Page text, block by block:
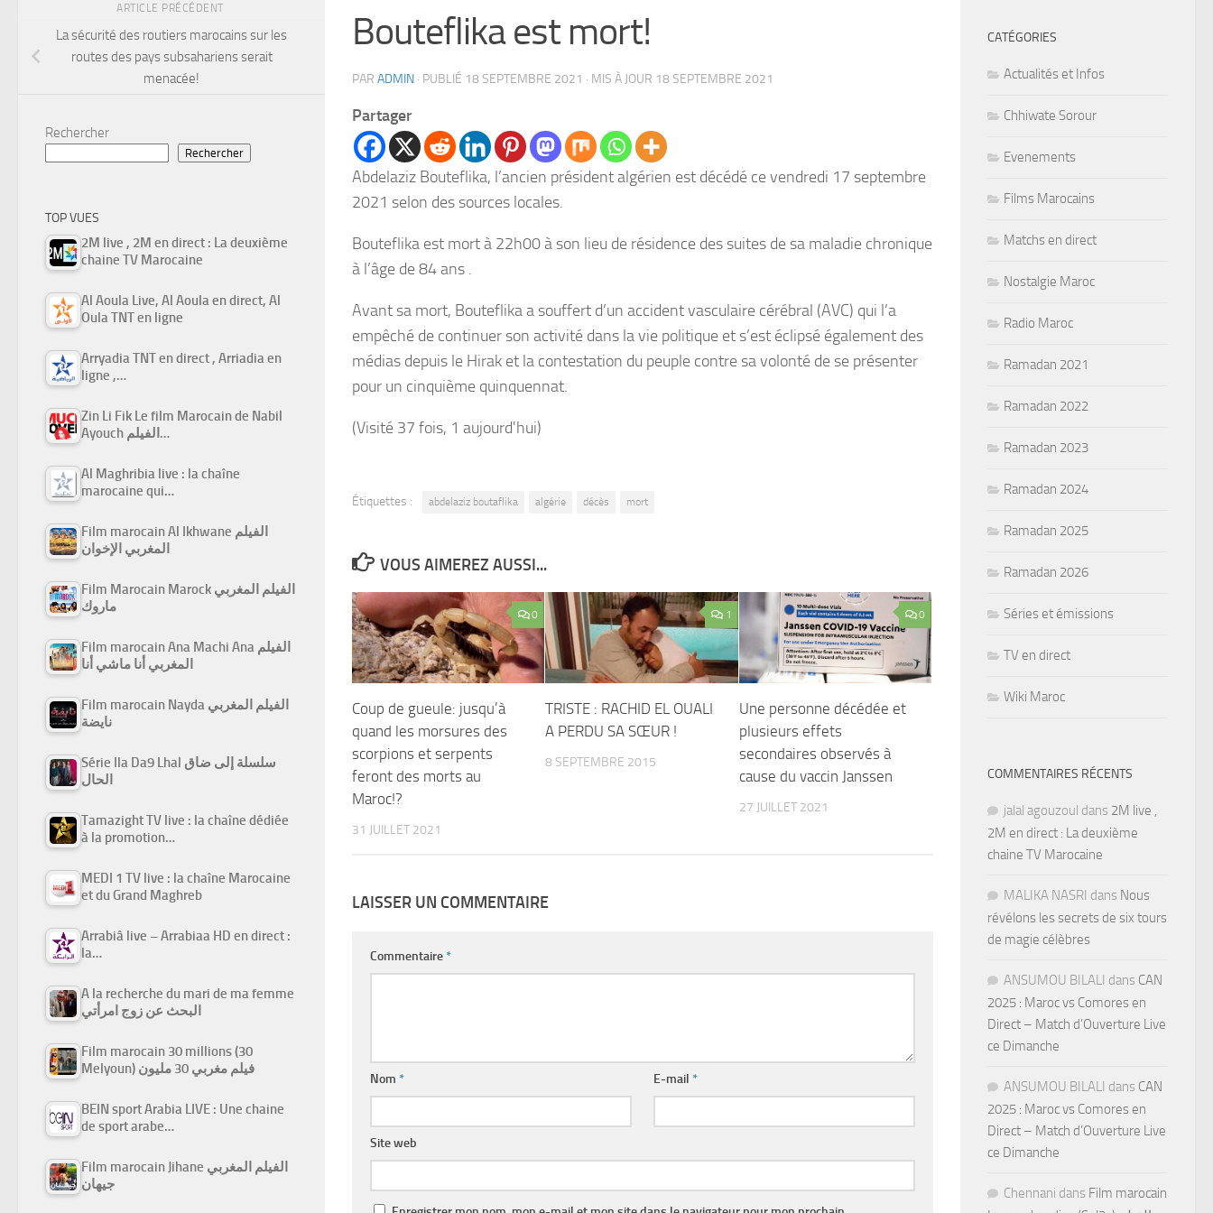
Bouteflika est mort!
PAR ADMIN · PUBLIÉ 18 SEPTEMBRE 2021 · MIS À JOUR 18 SEPTEMBRE 2021
Partager
Abdelaziz Bouteflika, l’ancien président algérien est décédé ce vendredi 17 septembre
2021 selon des sources locales.
Bouteflika est mort à 22h00 à son lieu de résidence des suites de sa maladie chronique
à l’âge de 84 ans .
Avant sa mort, Bouteflika a souffert d’un accident vasculaire cérébral (AVC) qui l’a
empêché de continuer son activité dans la vie politique et s’est éclipsé également des
médias depuis le Hirak et la contestation du peuple contre sa volonté de se présenter
pour un cinquième quinquennat.
(Visité 37 fois, 1 aujourd'hui)
Étiquettes : abdelaziz boutaflika algérie décès mort
VOUS AIMEREZ AUSSI...
0
Coup de gueule: jusqu’à
quand les morsures des
scorpions et serpents
feront des morts au
Maroc!?
31 JUILLET 2021
1
TRISTE : RACHID EL OUALI
A PERDU SA SŒUR !
8 SEPTEMBRE 2015
0
Une personne décédée et
plusieurs effets
secondaires observés à
cause du vaccin Janssen
27 JUILLET 2021
LAISSER UN COMMENTAIRE
Commentaire*
Nom * E-mail*
Site web
ARTICLE PRÉCÉDENT
La sécurité des routiers marocains sur les
routes des pays subsahariens serait
menacée!
Rechercher
Rechercher
TOP VUES
2M live , 2M en direct : La deuxième
chaine TV Marocaine
Al Aoula Live, Al Aoula en direct, Al
Oula TNT en ligne
Arryadia TNT en direct , Arriadia en
ligne ,…
Zin Li Fik Le film Marocain de Nabil
Ayouch الفيلم…
Al Maghribia live : la chaîne
marocaine qui…
Film marocain Al Ikhwane الفيلم
المغربي الإخوان
Film Marocain Marock الفيلم المغربي
ماروك
Film marocain Ana Machi Ana الفيلم
المغربي أنا ماشي أنا
Film marocain Nayda الفيلم المغربي
نايضة
Série Ila Da9 Lhal سلسلة إلى ضاق
الحال
Tamazight TV live : la chaîne dédiée
à la promotion…
MEDI 1 TV live : la chaîne Marocaine
et du Grand Maghreb
Arrabiâ live – Arrabiaa HD en direct :
la…
A la recherche du mari de ma femme
البحث عن زوج امرأتي
Film marocain 30 millions (30
Melyoun) فيلم مغربي 30 مليون
BEIN sport Arabia LIVE : Une chaine
de sport arabe…
Film marocain Jihane الفيلم المغربي
جيهان
CATÉGORIES
Actualités et Infos
Chhiwate Sorour
Evenements
Films Marocains
Matchs en direct
Nostalgie Maroc
Radio Maroc
Ramadan 2021
Ramadan 2022
Ramadan 2023
Ramadan 2024
Ramadan 2025
Ramadan 2026
Séries et émissions
TV en direct
Wiki Maroc
COMMENTAIRES RÉCENTS
jalal agouzoul dans 2M live ,
2M en direct : La deuxième
chaine TV Marocaine
MALIKA NASRI dans Nous
révélons les secrets de six tours
de magie célèbres
ANSUMOU BILALI dans CAN
2025 : Maroc vs Comores en
Direct – Match d’Ouverture Live
ce Dimanche
ANSUMOU BILALI dans CAN
2025 : Maroc vs Comores en
Direct – Match d’Ouverture Live
ce Dimanche
Chennani dans Film marocain